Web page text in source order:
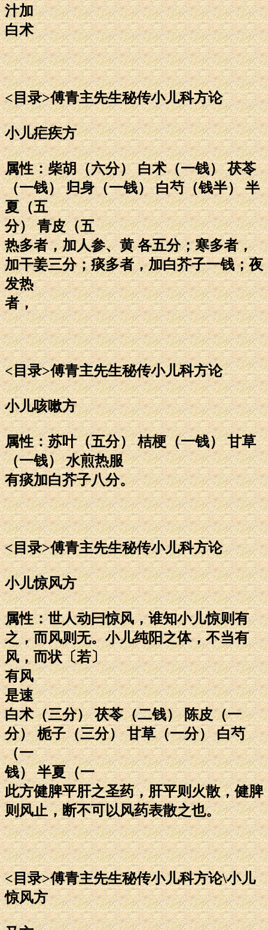
汁加
白术
<目录>傅青主先生秘传小儿科方论
小儿疟疾方
属性：柴胡（六分） 白术（一钱） 茯苓
（一钱） 归身（一钱） 白芍（钱半） 半
夏（五
分） 青皮（五
热多者，加人参、黄 各五分；寒多者，
加干姜三分；痰多者，加白芥子一钱；夜
发热
者，
<目录>傅青主先生秘传小儿科方论
小儿咳嗽方
属性：苏叶（五分） 桔梗（一钱） 甘草
（一钱） 水煎热服
有痰加白芥子八分。
<目录>傅青主先生秘传小儿科方论
小儿惊风方
属性：世人动曰惊风，谁知小儿惊则有
之，而风则无。小儿纯阳之体，不当有
风，而状〔若〕
有风
是速
白术（三分） 茯苓（二钱） 陈皮（一
分） 栀子（三分） 甘草（一分） 白芍
（一
钱） 半夏（一
此方健脾平肝之圣药，肝平则火散，健脾
则风止，断不可以风药表散之也。
<目录>傅青主先生秘传小儿科方论\小儿
惊风方